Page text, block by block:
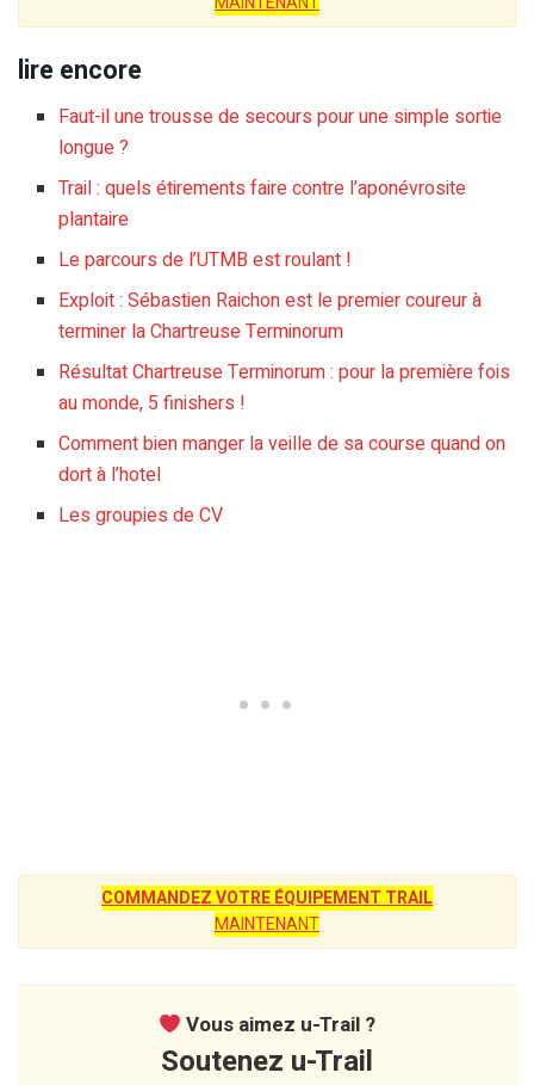
lire encore
Faut-il une trousse de secours pour une simple sortie
longue ?
Trail : quels étirements faire contre l’aponévrosite
plantaire
Le parcours de l’UTMB est roulant !
Exploit : Sébastien Raichon est le premier coureur à
terminer la Chartreuse Terminorum
Résultat Chartreuse Terminorum : pour la première fois
au monde, 5 finishers !
Comment bien manger la veille de sa course quand on
dort à l’hotel
Les groupies de CV
COMMANDEZ VOTRE ÉQUIPEMENT TRAIL
MAINTENANT
Vous aimez u-Trail ?
Soutenez u-Trail